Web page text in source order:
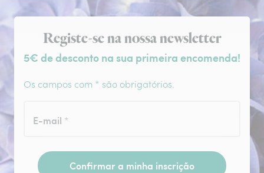
Subscrição da newsletter
Registe-se na nossa newsletter
5€ de desconto na sua primeira encomenda!
Os campos com * são obrigatórios.
E-mail *
Confirmar a minha inscrição